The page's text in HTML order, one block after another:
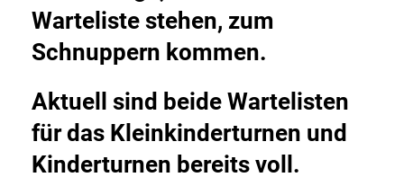
Warteliste stehen, zum
Schnuppern kommen.
Aktuell sind beide Wartelisten
für das Kleinkinderturnen und
Kinderturnen bereits voll.